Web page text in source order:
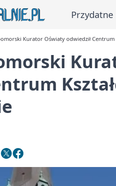
Przydatne
Kurator Oświaty odwiedził Centrum